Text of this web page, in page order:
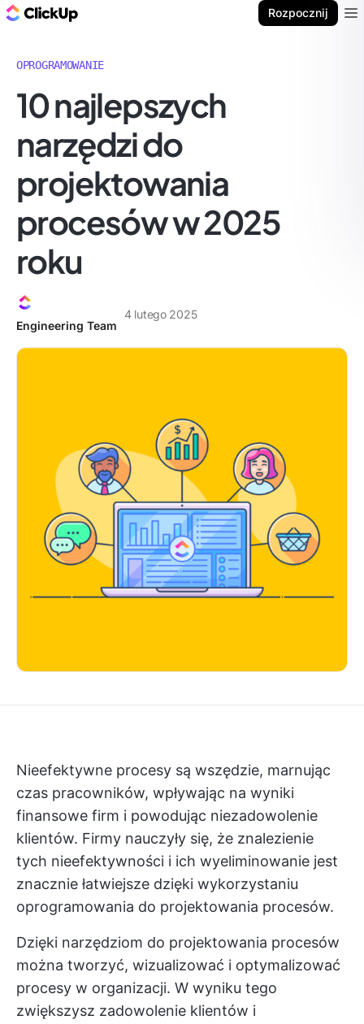
Rozpocznij
OPROGRAMOWANIE
10 najlepszych
narzędzi do
projektowania
procesów w 2025
roku
Engineering Team
4 lutego 2025
Nieefektywne procesy są wszędzie, marnując
czas pracowników, wpływając na wyniki
finansowe firm i powodując niezadowolenie
klientów. Firmy nauczyły się, że znalezienie
tych nieefektywności i ich wyeliminowanie jest
znacznie łatwiejsze dzięki wykorzystaniu
oprogramowania do projektowania procesów.
Dzięki narzędziom do projektowania procesów
można tworzyć, wizualizować i optymalizować
procesy w organizacji. W wyniku tego
zwiększysz zadowolenie klientów i